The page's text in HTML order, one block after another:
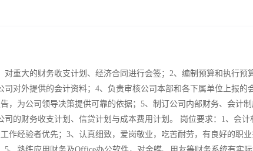
重大的财务收支计划、经济合同进行会签；2、编制预算和执行预
对外提供的会计资料；4、负责审核公司本部和各下属单位上报的
，为公司领导决策提供可靠的依据；5、制订公司内部财务、会计
的财务收支计划、信贷计划与成本费用计划。 岗位要求：1、会计
作经验者优先；3、认真细致，爱岗敬业，吃苦耐劳，有良好的职业